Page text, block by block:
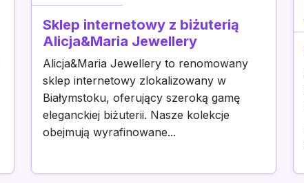
Sklep internetowy z biżuterią
Alicja&Maria Jewellery
Alicja&Maria Jewellery to renomowany
sklep internetowy zlokalizowany w
Białymstoku, oferujący szeroką gamę
eleganckiej biżuterii. Nasze kolekcje
obejmują wyrafinowane...